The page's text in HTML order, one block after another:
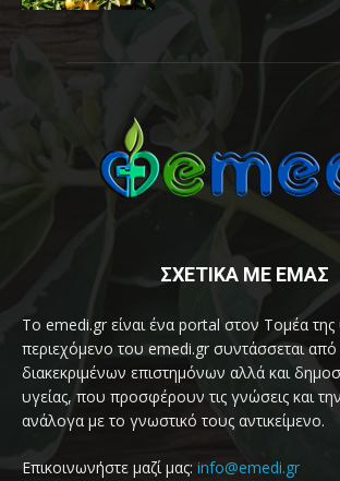
ΣΧΕΤΙΚΑ ΜΕ ΕΜΑΣ
Το emedi.gr είναι ένα portal στον Τομέα της
περιεχόμενο του emedi.gr συντάσσεται
διακεκριμένων επιστημόνων αλλά και
υγείας, που προσφέρουν τις γνώσεις και
ανάλογα με το γνωστικό τους αντικείμενο.
Επικοινωνήστε μαζί μας: info@emedi.gr